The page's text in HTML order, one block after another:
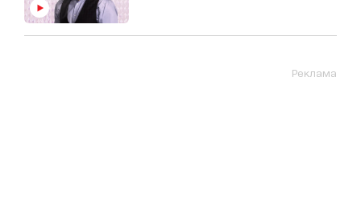
Реклама